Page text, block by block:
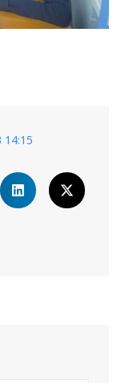
14:15